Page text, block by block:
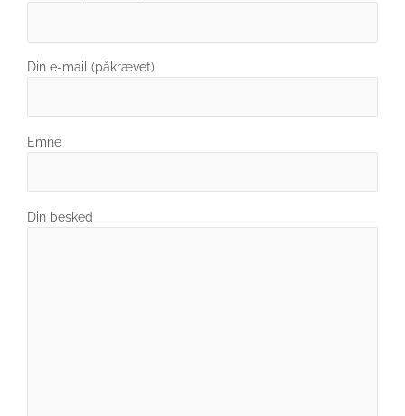
Din e-mail (påkrævet)
Emne
Din besked